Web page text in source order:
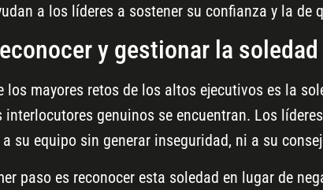
a los líderes a sostener su confianza y la de
y gestionar la
los mayores retos de los altos ejecutivos es la
interlocutores genuinos se encuentran. Los
su equipo sin generar inseguridad, ni a su
paso es reconocer esta soledad en lugar de